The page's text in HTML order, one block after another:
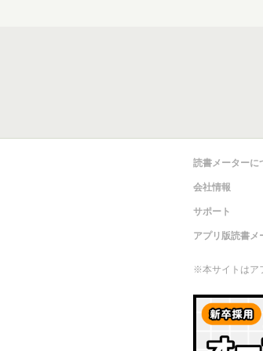
読書メーターに
会社情報
サポート
アプリ版読書メ
※本サイトはア